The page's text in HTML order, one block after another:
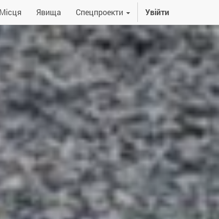
Явища Спецпроекти Увійти